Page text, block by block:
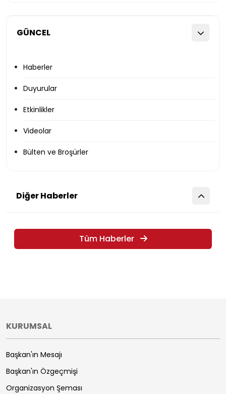
GÜNCEL
Haberler
Duyurular
Etkinlikler
Videolar
Bülten ve Broşürler
Diğer Haberler
Tüm Haberler
KURUMSAL
Başkan'ın Mesajı
Başkan'ın Özgeçmişi
Organizasyon Şeması